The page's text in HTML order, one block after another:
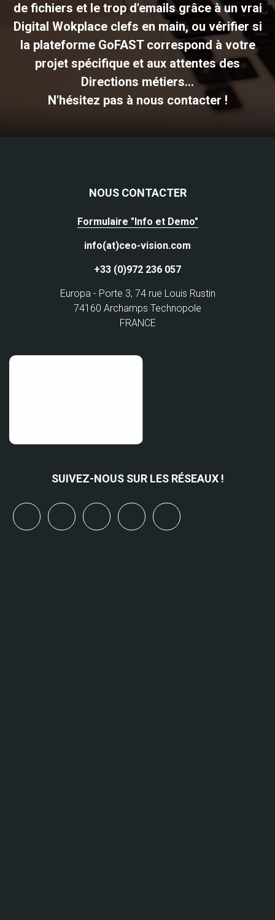
de fichiers et le trop d'emails grâce à un vrai
Digital Wokplace clefs en main, ou vérifier si
la plateforme GoFAST correspond à votre
projet spécifique et aux attentes des
Directions métiers...
N'hésitez pas à nous contacter !
NOUS CONTACTER
Formulaire "Info et Demo"
info(at)ceo-vision.com
+33 (0)972 236 057
Europa - Porte 3, 74 rue Louis Rustin
74160 Archamps Technopole
FRANCE
SUIVEZ-NOUS SUR LES RÉSEAUX !
linkedinyoutubebluesky mastodon